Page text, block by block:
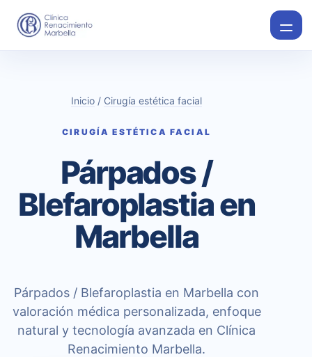
Inicio / Cirugía estética facial
CIRUGÍA ESTÉTICA FACIAL
Párpados /
Blefaroplastia en
Marbella
Párpados / Blefaroplastia en Marbella con
valoración médica personalizada, enfoque
natural y tecnología avanzada en Clínica
Renacimiento Marbella.